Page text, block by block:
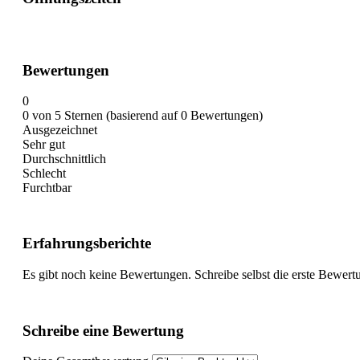
Bewertungen
0
0 von 5 Sternen (basierend auf 0 Bewertungen)
Ausgezeichnet
Sehr gut
Durchschnittlich
Schlecht
Furchtbar
Erfahrungsberichte
Es gibt noch keine Bewertungen. Schreibe selbst die erste
Schreibe eine Bewertung